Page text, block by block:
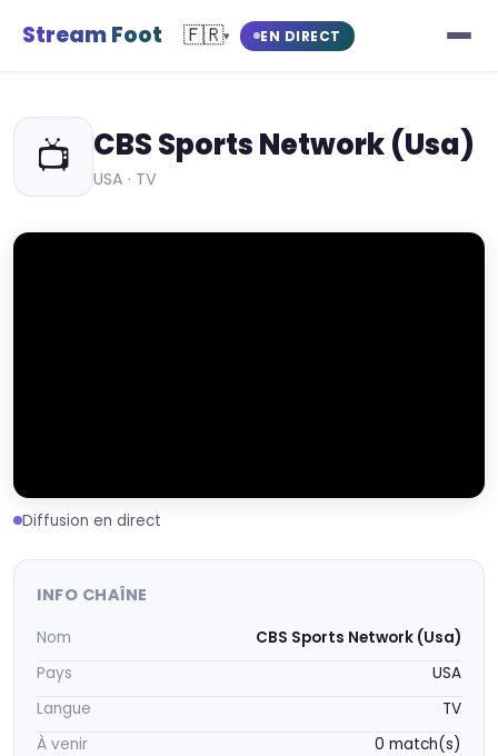
Stream Foot 🇫🇷▾ EN DIRECT
📺 CBS Sports Network (Usa)
USA · TV
Diffusion en direct
INFO CHAÎNE
Nom
CBS Sports Network (Usa)
Pays
USA
Langue
TV
À venir
0 match(s)